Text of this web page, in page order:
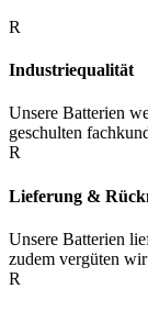
R
Industriequalität
Unsere Batterien
geschulten
R
Lieferung &
Unsere Batterien
zudem vergüten
R